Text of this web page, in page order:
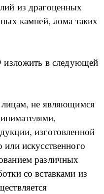
из драгоценных
камней, лома таких
изложить в следующей
не являющимся
изготовленной
искусственного
различных
со вставками из